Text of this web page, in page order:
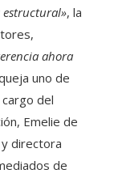
estructural», la
ahora
uno de
del
Emelie de
directora
de